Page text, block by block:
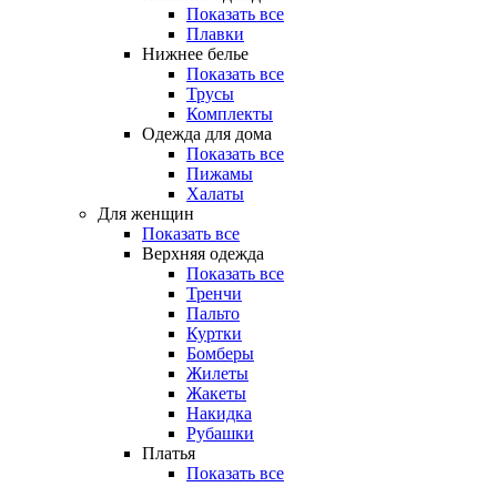
Показать все
Плавки
Нижнее белье
Показать все
Трусы
Комплекты
Одежда для дома
Показать все
Пижамы
Халаты
Для женщин
Показать все
Верхняя одежда
Показать все
Тренчи
Пальто
Куртки
Бомберы
Жилеты
Жакеты
Накидка
Рубашки
Платья
Показать все